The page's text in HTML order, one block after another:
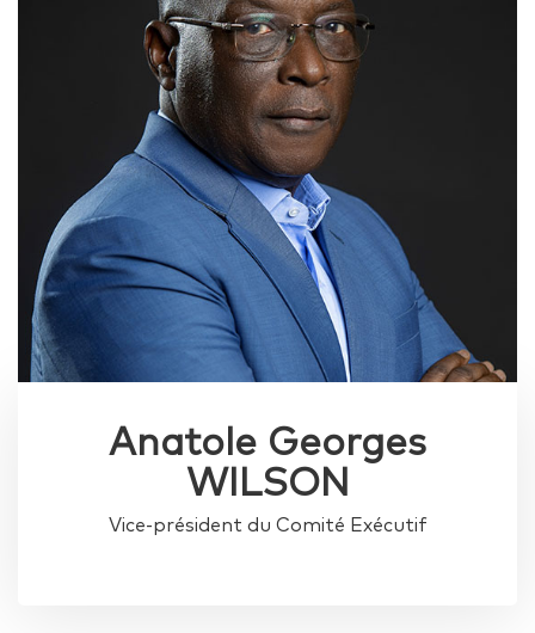
Anatole Georges
WILSON
Vice-président du Comité Exécutif